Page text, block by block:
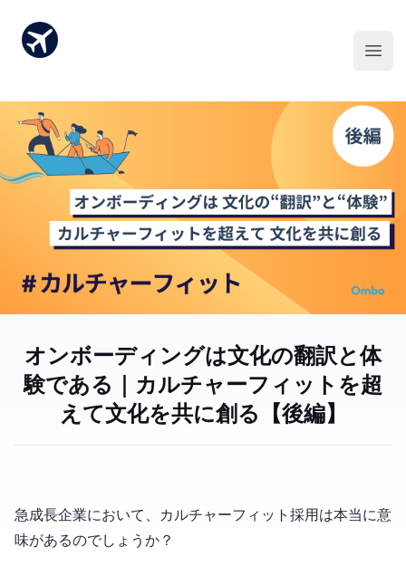
オンボーディングは文化の翻訳と体
験である｜カルチャーフィットを超
えて文化を共に創る【後編】
急成長企業において、カルチャーフィット採用は本当に意
味があるのでしょうか？